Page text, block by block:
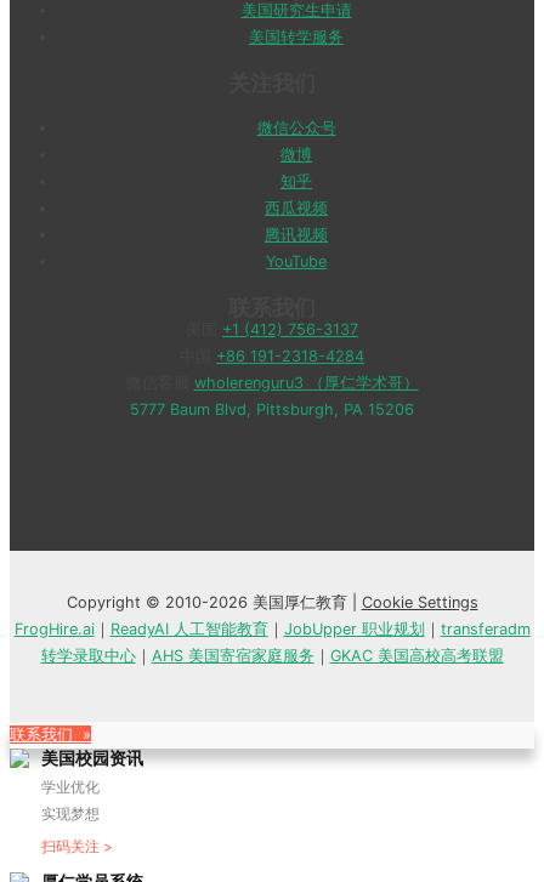
美国研究生申请
美国转学服务
微信公众号
微博
知乎
西瓜视频
腾讯视频
YouTube
+1 (412) 756-3137
+86 191-2318-4284
wholerenguru3 （厚仁学术哥）
5777 Baum Blvd, Pittsburgh, PA 15206
Copyright © 2010-2026 美国厚仁教育 | Cookie Settings
FrogHire.ai｜ ReadyAI 人工智能教育｜ JobUpper 职业规划 ｜ transferadm
转学录取中心｜ AHS 美国寄宿家庭服务 ｜ GKAC 美国高校高考联盟
联系我们 »
美国校园资讯
学业优化
实现梦想
扫码关注 >